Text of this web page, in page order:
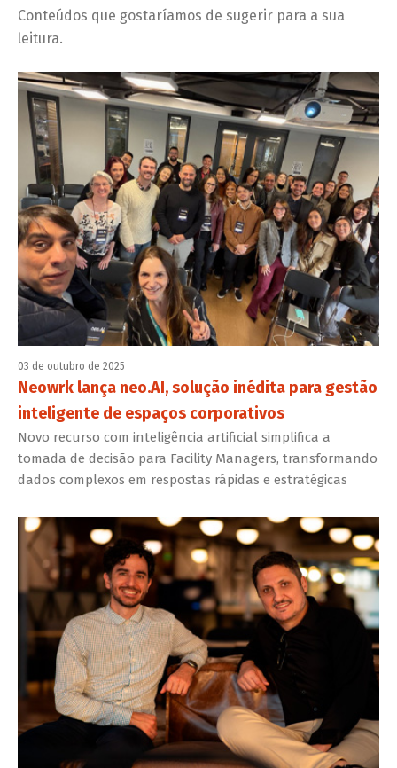
Conteúdos que gostaríamos de sugerir para a sua
leitura.
03 de outubro de 2025
Neowrk lança neo.AI, solução inédita para gestão
inteligente de espaços corporativos
Novo recurso com inteligência artificial simplifica a
tomada de decisão para Facility Managers, transformando
dados complexos em respostas rápidas e estratégicas